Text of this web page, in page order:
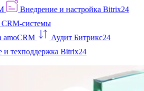
Внедрение и настройка Bitrix24
системы
amoCRM
Аудит Битрикс24
и техподдержка Bitrix24